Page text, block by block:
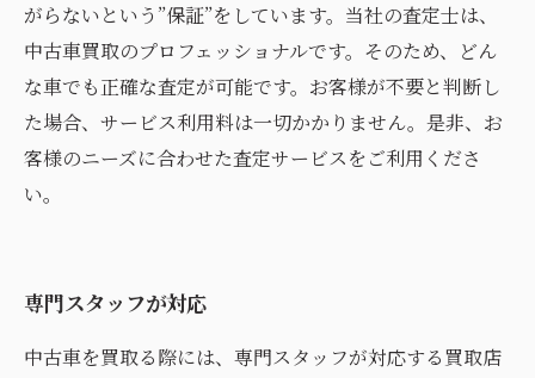
がらないという”保証”をしています。当社の査定士は、
中古車買取のプロフェッショナルです。そのため、どん
な車でも正確な査定が可能です。お客様が不要と判断し
た場合、サービス利用料は一切かかりません。是非、お
客様のニーズに合わせた査定サービスをご利用くださ
い。
専門スタッフが対応
中古車を買取る際には、専門スタッフが対応する買取店